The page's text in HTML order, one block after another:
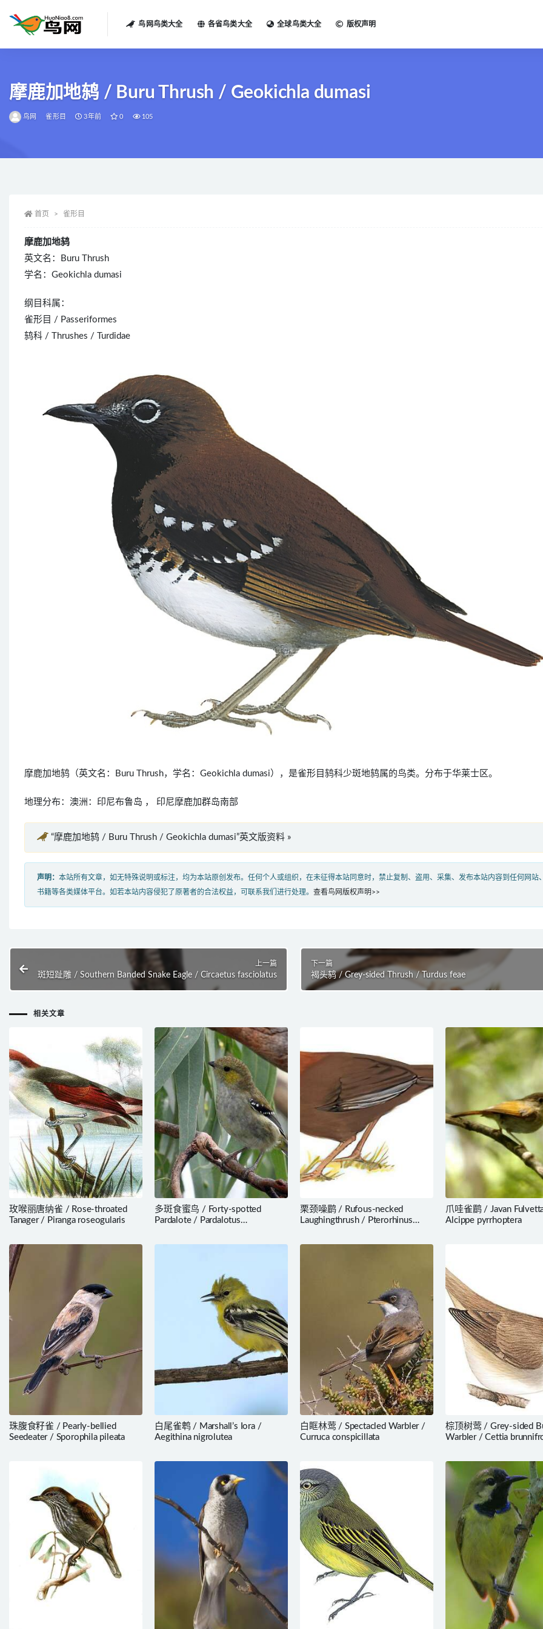
鸟网鸟类大全 各省鸟类大全 全球鸟类大全 版权声明
摩鹿加地鸫 / Buru Thrush / Geokichla dumasi
鸟网 雀形目 3年前 0 105
首页 雀形目
摩鹿加地鸫
英文名：Buru Thrush
学名：Geokichla dumasi
纲目科属：
雀形目 / Passeriformes
鸫科 / Thrushes / Turdidae
摩鹿加地鸫（英文名：Buru Thrush，学名：Geokichla dumasi），是雀形目鸫科少斑地鸫属的鸟类。分布于华莱士区。
地理分布：澳洲：印尼布鲁岛 ， 印尼摩鹿加群岛南部
“摩鹿加地鸫 / Buru Thrush / Geokichla dumasi”英文版资料 »
声明： 本站所有文章，如无特殊说明或标注，均为本站原创发布。任何个人或组织，在未征得本站同意时，禁止复制、盗用、采集、发布本站内容到任何网站
书籍等各类媒体平台。如若本站内容侵犯了原著者的合法权益，可联系我们进行处理。 查看鸟网版权声明>>
上一篇
斑短趾雕 / Southern Banded Snake Eagle / Circaetus fasciolatus
下一篇
褐头鸫 / Grey-sided Thrush / Turdus feae
相关文章
玫喉丽唐纳雀 / Rose-throated
Tanager / Piranga roseogularis
多斑食蜜鸟 / Forty-spotted
Pardalote / Pardalotus
栗颈噪鹛 / Rufous-necked
Laughingthrush / Pterorhinus
爪哇雀鹛 / Javan
Alcippe pyrrhoptera
珠腹食籽雀 / Pearly-bellied
Seedeater / Sporophila pileata
白尾雀鹎 / Marshall’s Iora /
Aegithina nigrolutea
白眶林莺 / Spectacled Warbler /
Curruca conspicillata
棕顶树莺 / Grey-sided
Warbler / Cettia